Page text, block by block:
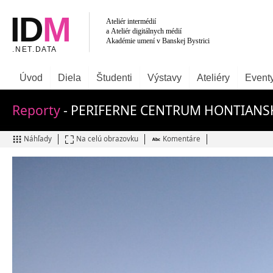
Úvod Diela Študenti Výstavy Ateliéry
Reporty- PERIFERNE CENTRUM
Náhľady Na celú obrazovku Komentáre